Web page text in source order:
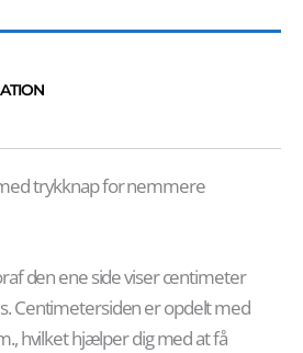
trykknap for nemmere
den ene side viser centimeter
Centimetersiden er opdelt med
hvilket hjælper dig med at få